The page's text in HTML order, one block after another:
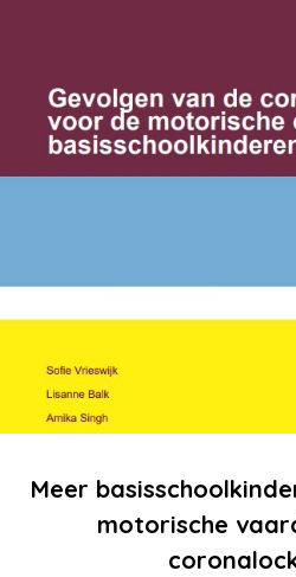
Meer
motorische